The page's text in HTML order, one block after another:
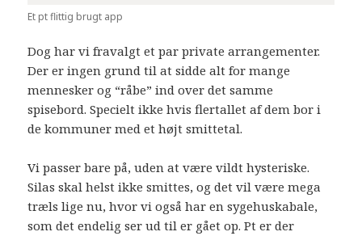
Et pt flittig brugt app
Dog har vi fravalgt et par private arrangementer.
Der er ingen grund til at sidde alt for mange
mennesker og “råbe” ind over det samme
spisebord. Specielt ikke hvis flertallet af dem bor i
de kommuner med et højt smittetal.
Vi passer bare på, uden at være vildt hysteriske.
Silas skal helst ikke smittes, og det vil være mega
træls lige nu, hvor vi også har en sygehuskabale,
som det endelig ser ud til er gået op. Pt er der